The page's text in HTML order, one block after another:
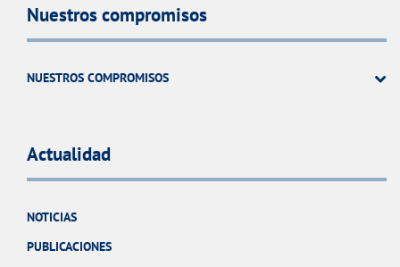
Nuestros compromisos
NUESTROS COMPROMISOS
Actualidad
NOTICIAS
PUBLICACIONES